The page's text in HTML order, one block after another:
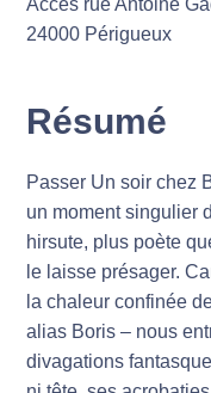
Accès rue Antoine
24000 Périgueux
Résumé
Passer Un soir chez
un moment singulier
hirsute, plus poète
le laisse présager.
la chaleur confinée
alias Boris – nous
divagations